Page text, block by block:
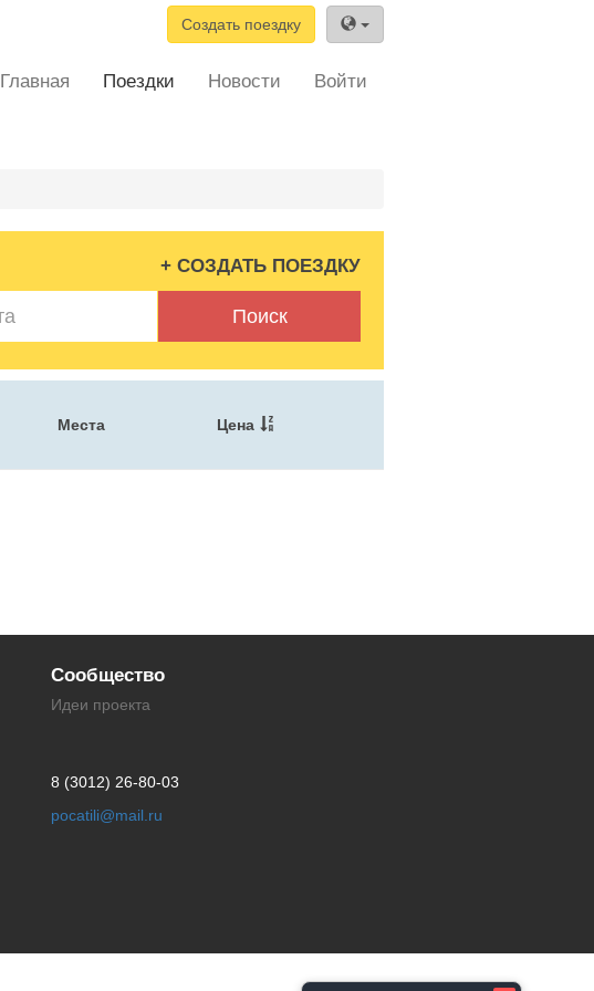
Создать поездку
Главная Поездки Новости Войти
+ СОЗДАТЬ ПОЕЗДКУ
Поиск
Места Цена
Сообщество
Идеи проекта
8 (3012) 26-80-03
pocatili@mail.ru